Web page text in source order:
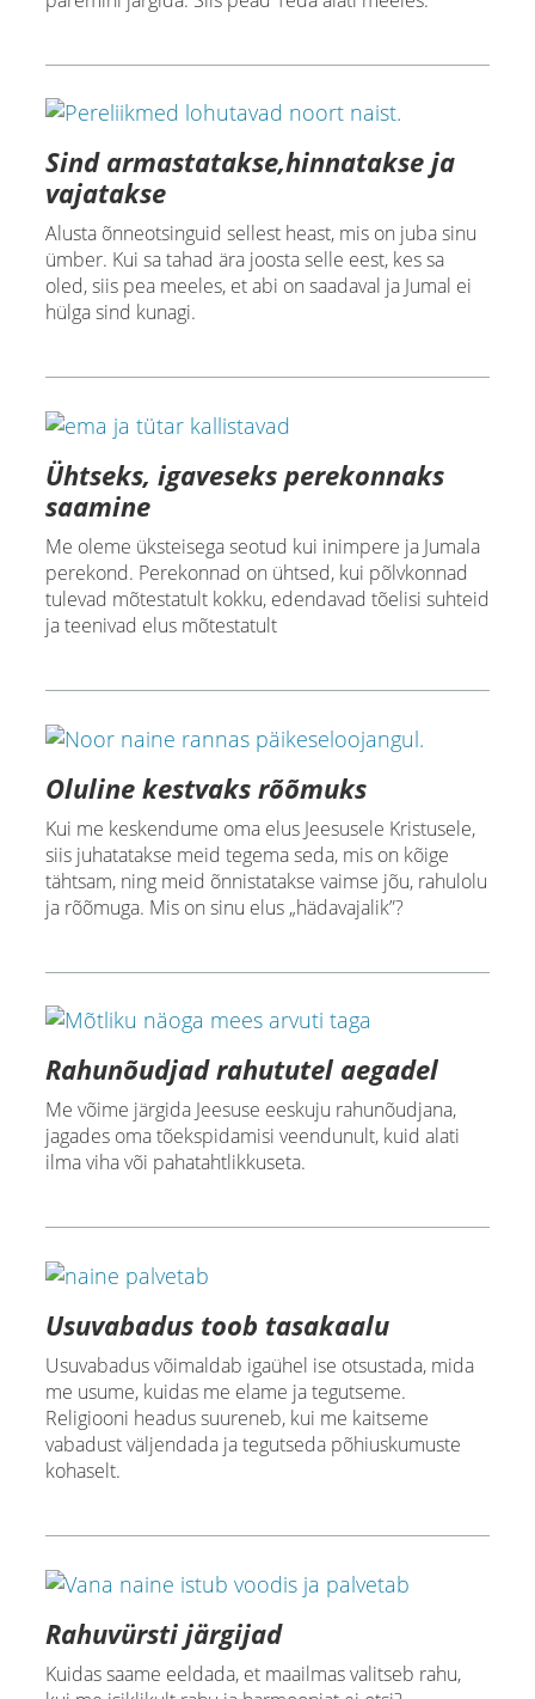
Sind armastatakse,hinnatakse ja
vajatakse
Alusta õnneotsinguid sellest heast, mis on juba sinu
ümber. Kui sa tahad ära joosta selle eest, kes sa
oled, siis pea meeles, et abi on saadaval ja Jumal ei
hülga sind kunagi.
Ühtseks, igaveseks perekonnaks
saamine
Me oleme üksteisega seotud kui inimpere ja Jumala
perekond. Perekonnad on ühtsed, kui põlvkonnad
tulevad mõtestatult kokku, edendavad tõelisi suhteid
ja teenivad elus mõtestatult
Oluline kestvaks rõõmuks
Kui me keskendume oma elus Jeesusele Kristusele,
siis juhatatakse meid tegema seda, mis on kõige
tähtsam, ning meid õnnistatakse vaimse jõu, rahulolu
ja rõõmuga. Mis on sinu elus „hädavajalik”?
Rahunõudjad rahututel aegadel
Me võime järgida Jeesuse eeskuju rahunõudjana,
jagades oma tõekspidamisi veendunult, kuid alati
ilma viha või pahatahtlikkuseta.
Usuvabadus toob tasakaalu
Usuvabadus võimaldab igaühel ise otsustada, mida
me usume, kuidas me elame ja tegutseme.
Religiooni headus suureneb, kui me kaitseme
vabadust väljendada ja tegutseda põhiuskumuste
kohaselt.
Rahuvürsti järgijad
Kuidas saame eeldada, et maailmas valitseb rahu,